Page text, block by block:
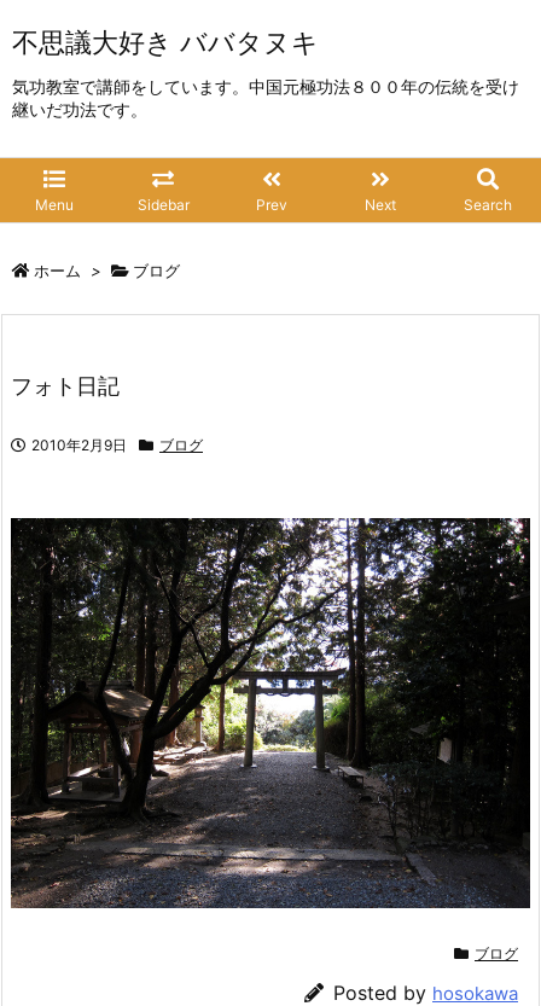
不思議大好き ババタヌキ
気功教室で講師をしています。中国元極功法８００年の伝統を受け
継いだ功法です。
Menu Sidebar Prev Next Search
ホーム > ブログ
フォト日記
2010年2月9日 ブログ
ブログ
Posted by hosokawa